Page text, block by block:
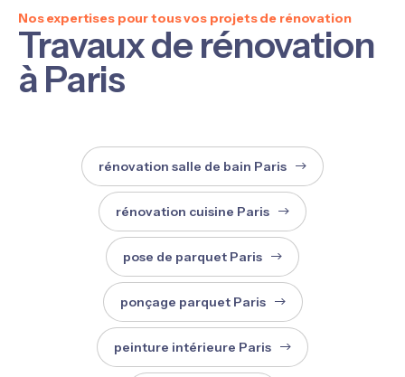
Nos expertises pour tous vos projets de rénovation
Travaux de rénovation
à Paris
rénovation salle de bain Paris
rénovation cuisine Paris
pose de parquet Paris
ponçage parquet Paris
peinture intérieure Paris